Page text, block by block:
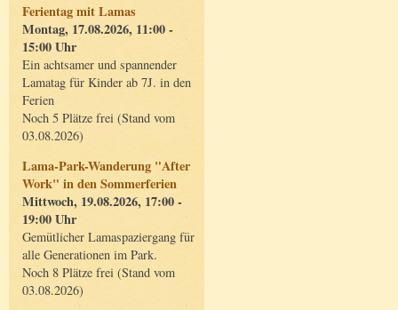
Ferientag mit Lamas
Montag, 17.08.2026, 11:00 -
15:00 Uhr
Ein achtsamer und spannender
Lamatag für Kinder ab 7J. in den
Ferien
Noch 5 Plätze frei (Stand vom
03.08.2026)
Lama-Park-Wanderung "After
Work" in den Sommerferien
Mittwoch, 19.08.2026, 17:00 -
19:00 Uhr
Gemütlicher Lamaspaziergang für
alle Generationen im Park.
Noch 8 Plätze frei (Stand vom
03.08.2026)